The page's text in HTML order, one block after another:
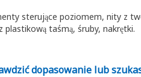
sterujące poziomem, nity z
plastikową taśmą, śruby, nakrętki.
dopasowanie lub